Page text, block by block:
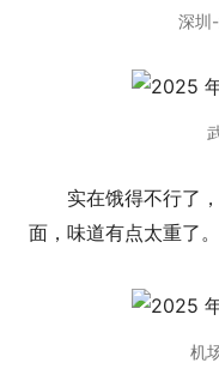
深圳
实在饿得不行了
面，味道有点太重了。
机